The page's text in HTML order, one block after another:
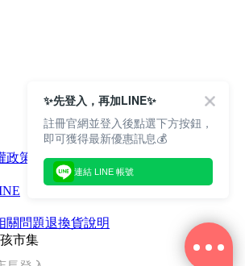
政策
文章
關問題退換貨說明
市集
✨先登入，再加LINE✨
註冊官網並登入後點選下方按鈕，
即可獲得最新優惠訊息💰
連結 LINE 帳號